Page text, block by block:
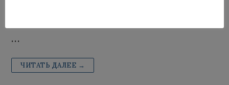
…
ЧИТАТЬ ДАЛЕЕ →